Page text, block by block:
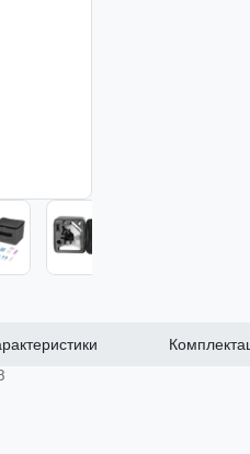
проходящего света